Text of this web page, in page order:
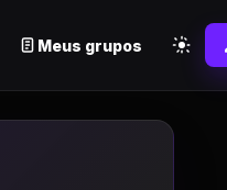
Meus grupos